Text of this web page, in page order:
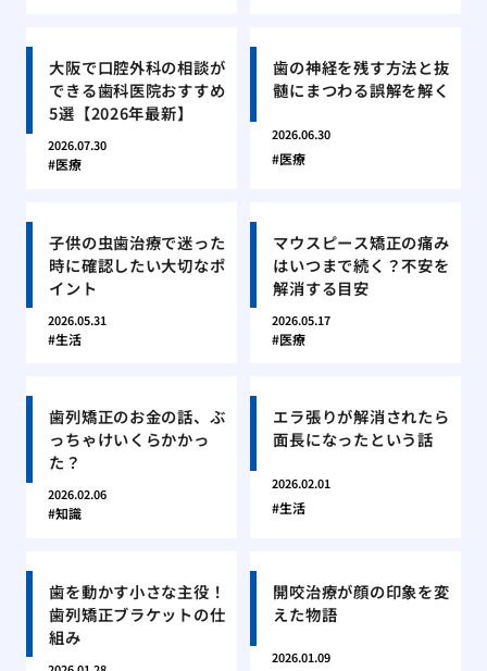
大阪で口腔外科の相談が
できる歯科医院おすすめ
5選【2026年最新】
2026.07.30
医療
歯の神経を残す方法と抜
髄にまつわる誤解を解く
2026.06.30
医療
子供の虫歯治療で迷った
時に確認したい大切なポ
イント
2026.05.31
生活
マウスピース矯正の痛み
はいつまで続く？不安を
解消する目安
2026.05.17
医療
歯列矯正のお金の話、ぶ
っちゃけいくらかかっ
た？
2026.02.06
知識
エラ張りが解消されたら
面長になったという話
2026.02.01
生活
歯を動かす小さな主役！
歯列矯正ブラケットの仕
組み
開咬治療が顔の印象を変
えた物語
2026.01.09